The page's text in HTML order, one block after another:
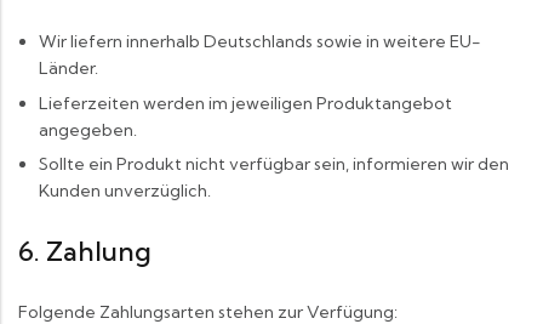
Wir liefern innerhalb Deutschlands sowie in weitere EU-
Länder.
Lieferzeiten werden im jeweiligen Produktangebot
angegeben.
Sollte ein Produkt nicht verfügbar sein, informieren wir den
Kunden unverzüglich.
6. Zahlung
Folgende Zahlungsarten stehen zur Verfügung: